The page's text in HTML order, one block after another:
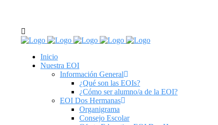
tel: 955 62 43 03
Inicio
Nuestra EOI
Información General
¿Qué son las EOIs?
¿Cómo ser alumno/a de la EOI?
EOI Dos Hermanas
Organigrama
Consejo Escolar